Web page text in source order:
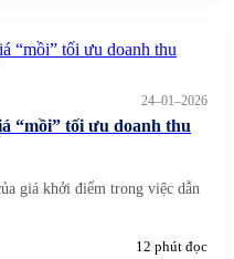
24–01–2026
“mồi” tối ưu doanh thu
giá khởi điểm trong việc dẫn
12 phút đọc